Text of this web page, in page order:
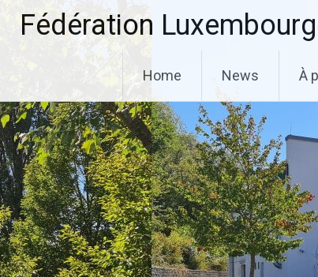
Fédération
Home News À